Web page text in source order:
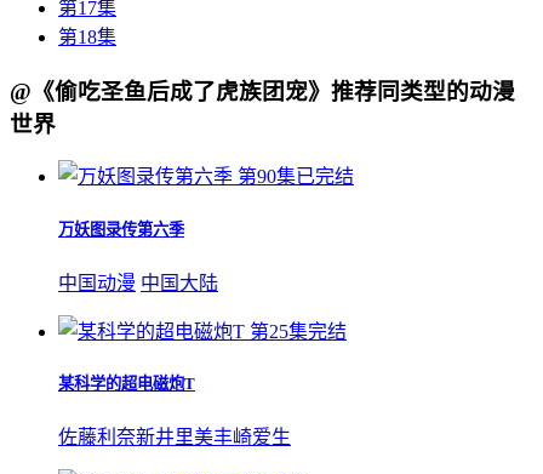
第17集
第18集
@《偷吃圣鱼后成了虎族团宠》推荐同类型的动漫
世界
第90集已完结
万妖图录传第六季
中国动漫 中国大陆
第25集完结
某科学的超电磁炮T
佐藤利奈新井里美丰崎爱生